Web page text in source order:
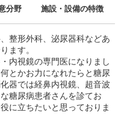
分野 施設・設備の特徴
整形外科、泌尿器科などあ
ます。
内視鏡の専門医になりまし
とかお力になれたらと糖尿
器では経鼻内視鏡、超音波
糖尿病患者さんを診てお
に立ちたいと思っておりま